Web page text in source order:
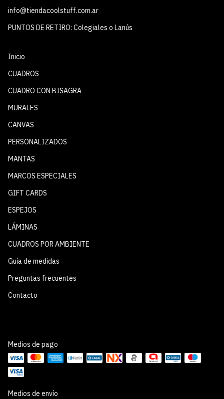
info@tiendacoolstuff.com.ar
PUNTOS DE RETIRO: Colegiales o Lanús
Inicio
CUADROS
CUADRO CON BISAGRA
MURALES
CANVAS
PERSONALIZADOS
MANTAS
MARCOS ESPECIALES
GIFT CARDS
ESPEJOS
LÁMINAS
CUADROS POR AMBIENTE
Guía de medidas
Preguntas frecuentes
Contacto
Medios de pago
Medios de envío